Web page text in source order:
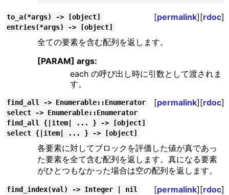
to_a(*args) -> [object] [permalink][rdoc]
entries(*args) -> [object]
全ての要素を含む配列を返します。
[PARAM] args:
each の呼び出し時に引数として渡されま
す。
find_all -> Enumerable::Enumerator [permalink][rdoc]
select -> Enumerable::Enumerator
find_all {|item| ... } -> [object]
select {|item| ... } -> [object]
各要素に対してブロックを評価した値が真であっ
た要素を全て含む配列を返します。真になる要素
がひとつもなかった場合は空の配列を返します。
find_index(val) -> Integer | nil [permalink][rdoc]